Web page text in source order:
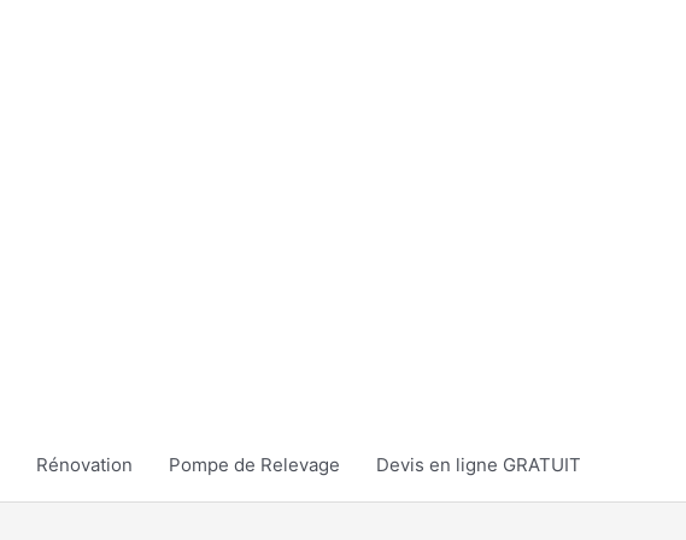
Rénovation Pompe de Relevage Devis en ligne GRATUIT